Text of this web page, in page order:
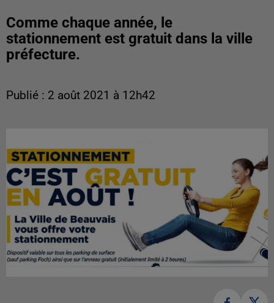
Comme chaque année, le
stationnement est gratuit dans la ville
préfecture.
Publié : 2 août 2021 à 12h42